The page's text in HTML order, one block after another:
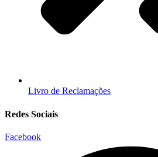
Livro de Reclamações
Redes Sociais
Facebook